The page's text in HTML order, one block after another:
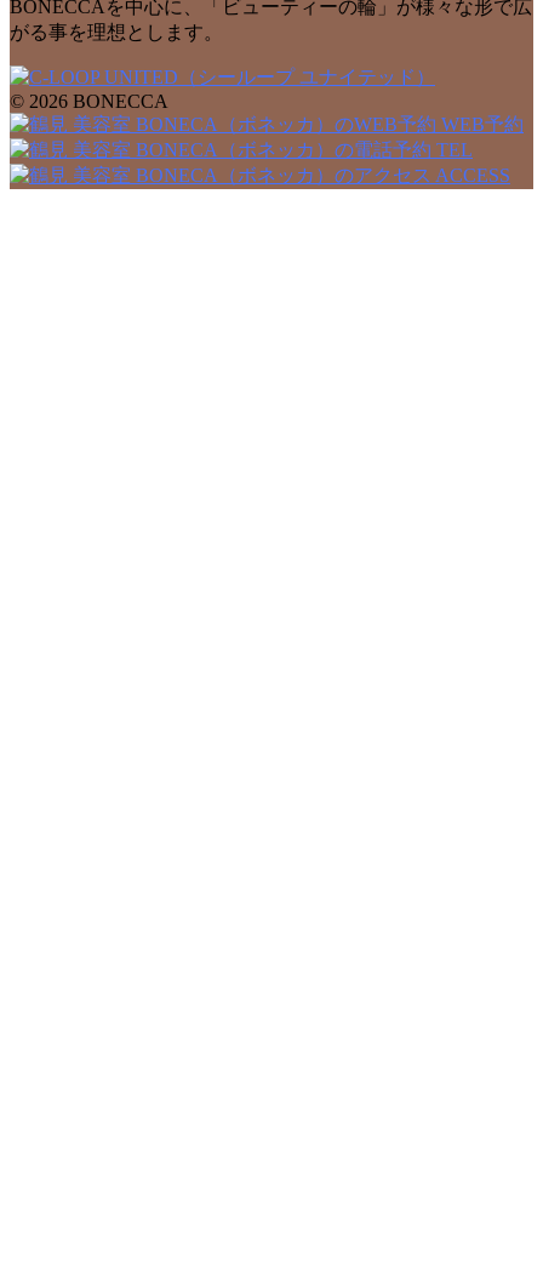
BONECCAを中心に、「ビューティーの輪」が様々な形で広
がる事を理想とします。
© 2026 BONECCA
WEB予約
TEL
ACCESS